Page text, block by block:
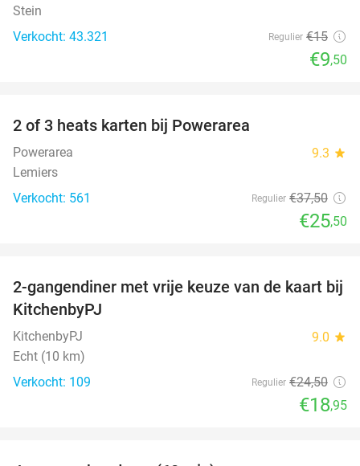
Stein
Verkocht: 43.321
Regulier €15
€9,50
2 of 3 heats karten bij Powerarea
Powerarea 9.3 star
Lemiers
Verkocht: 561
Regulier €37,50
€25,50
23%
2-gangendiner met vrije keuze van de kaart bij
KitchenbyPJ
KitchenbyPJ 9.0 star
Echt (10 km)
Verkocht: 109
Regulier €24,50
€18,95